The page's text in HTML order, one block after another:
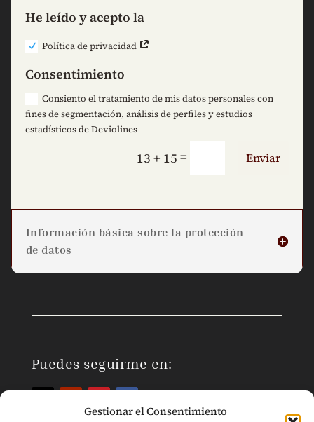
Gestionar el Consentimiento
He leído y acepto la
Política de privacidad
Consentimiento
Consiento el tratamiento de mis datos personales con
fines de segmentación, análisis de perfiles y estudios
estadísticos de Deviolines
13 + 15 = Enviar
Información básica sobre la protección
de datos
Puedes seguirme en: